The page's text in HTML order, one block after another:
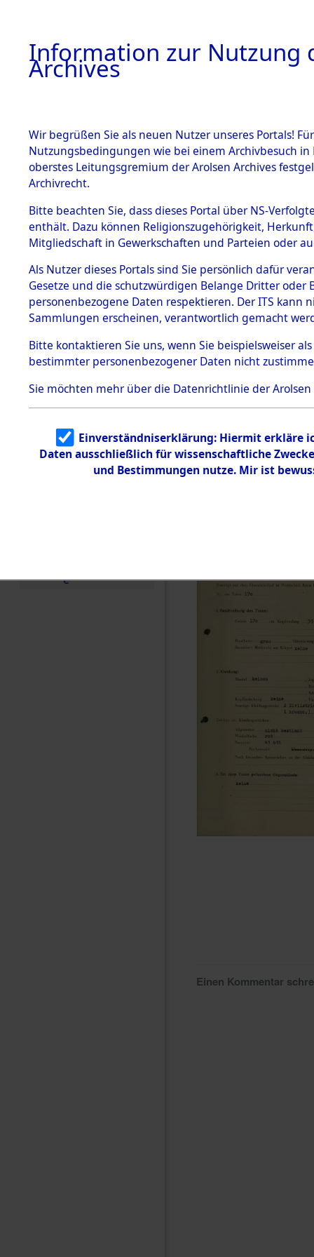
BESTÄNDE
1.
mente
5. Verschiedenes
5.3
Todesmärsche
5.3.1 Alliierte
Erhebungen
zu
Todesmärsch
en
5.3.2
Identifizierun
g
5.3.3
Todesmärsch
e
auf dem
zur
Roding)
Leben
0002
Einen Kommentar
Information zur Nutzung
Archives
Wir begrüßen Sie als neuen Nutzer unseres Portals!
Nutzungsbedingungen wie bei einem Archivbesuch
oberstes Leitungsgremium der Arolsen Archives
Archivrecht.
Bitte beachten Sie, dass dieses Portal über NS-
enthält. Dazu können Religionszugehörigkeit,
Mitgliedschaft in Gewerkschaften und Parteien oder
Als Nutzer dieses Portals sind Sie persönlich dafür
Gesetze und die schutzwürdigen Belange Dritter
personenbezogene Daten respektieren. Der ITS
Sammlungen erscheinen, verantwortlich gemacht
Bitte kontaktieren Sie uns, wenn Sie beispielsweiser
bestimmter personenbezogener Daten nicht
Sie möchten mehr über die Datenrichtlinie der Arolsen
Einverständniserklärung: Hiermit erkläre
Daten ausschließlich für wissenschaftliche
und Bestimmungen nutze. Mir ist